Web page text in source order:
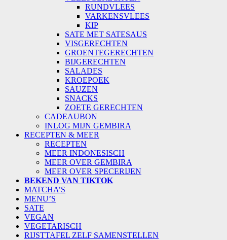
RUNDVLEES
VARKENSVLEES
KIP
SATE MET SATESAUS
VISGERECHTEN
GROENTEGERECHTEN
BIJGERECHTEN
SALADES
KROEPOEK
SAUZEN
SNACKS
ZOETE GERECHTEN
CADEAUBON
INLOG MIJN GEMBIRA
RECEPTEN & MEER
RECEPTEN
MEER INDONESISCH
MEER OVER GEMBIRA
MEER OVER SPECERIJEN
BEKEND VAN TIKTOK
MATCHA’S
MENU’S
SATE
VEGAN
VEGETARISCH
RIJSTTAFEL ZELF SAMENSTELLEN